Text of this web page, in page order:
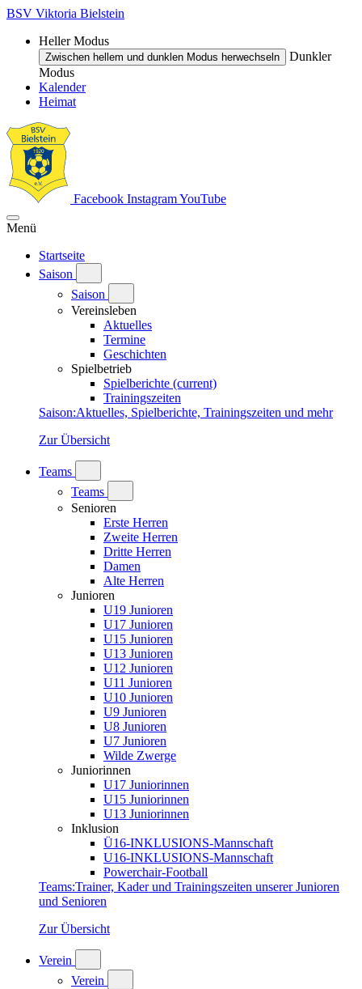
BSV Viktoria Bielstein
Heller Modus
Zwischen hellem und dunklen Modus herwechseln
Dunkler
Modus
Kalender
Heimat
Facebook InstagramYouTube
Menü
Startseite
Saison
Saison
Vereinsleben
Aktuelles
Termine
Geschichten
Spielbetrieb
Spielberichte (current)
Trainingszeiten
Saison:Aktuelles, Spielberichte, Trainingszeiten und mehr
Zur Übersicht
Teams
Teams
Senioren
Erste Herren
Zweite Herren
Dritte Herren
Damen
Alte Herren
Junioren
U19 Junioren
U17 Junioren
U15 Junioren
U13 Junioren
U12 Junioren
U11 Junioren
U10 Junioren
U9 Junioren
U8 Junioren
U7 Junioren
Wilde Zwerge
Juniorinnen
U17 Juniorinnen
U15 Juniorinnen
U13 Juniorinnen
Inklusion
Ü16-INKLUSIONS-Mannschaft
U16-INKLUSIONS-Mannschaft
Powerchair-Football
Teams:Trainer, Kader und Trainingszeiten unserer Junioren
und Senioren
Zur Übersicht
Verein
Verein